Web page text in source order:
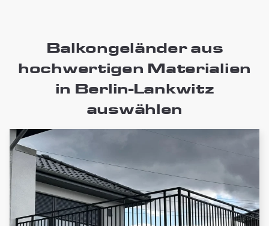
Balkongeländer aus
hochwertigen Materialien
in Berlin-Lankwitz
auswählen